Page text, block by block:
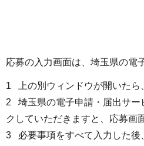
応募の入力画面は、埼玉県の電
1 上の別ウィンドウが開いたら
2 埼玉県の電子申請・届出サー
クしていただきますと、応募画
3 必要事項をすべて入力した後